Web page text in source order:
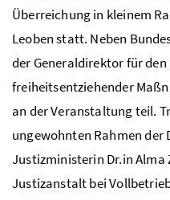
Überreichung in kleinem
Leoben statt. Neben
der Generaldirektor für
freiheitsentziehender
an der Veranstaltung teil.
ungewohnten Rahmen
Justizministerin Dr.in Alma
Justizanstalt bei